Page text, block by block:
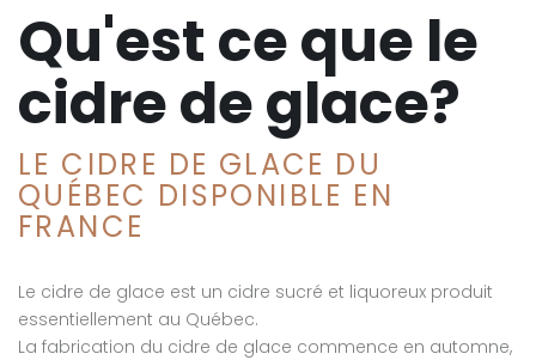
Qu'est ce que le
cidre de glace?
LE CIDRE DE GLACE DU
QUÉBEC DISPONIBLE EN
FRANCE
Le cidre de glace est un cidre sucré et liquoreux produit
essentiellement au Québec.
La fabrication du cidre de glace commence en automne,